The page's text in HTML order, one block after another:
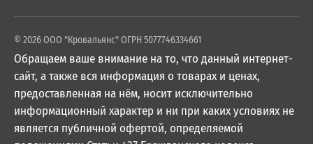
© 2026 ООО "Кровальянс" ОГРН 5077746334661
Обращаем ваше внимание на то, что данный интернет-
сайт, а также вся информация о товарах и ценах,
предоставленная на нём, носит исключительно
информационный характер и ни при каких условиях не
является публичной офертой, определяемой